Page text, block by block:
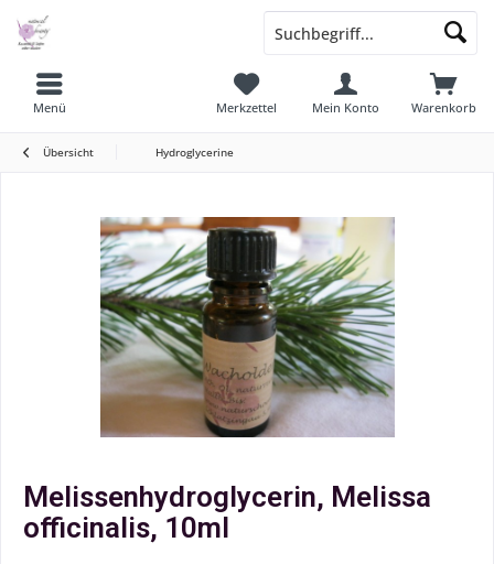
Menü Warenkorb
Merkzettel Mein Konto
Übersicht Hydroglycerine
Melissenhydroglycerin, Melissa
officinalis, 10ml